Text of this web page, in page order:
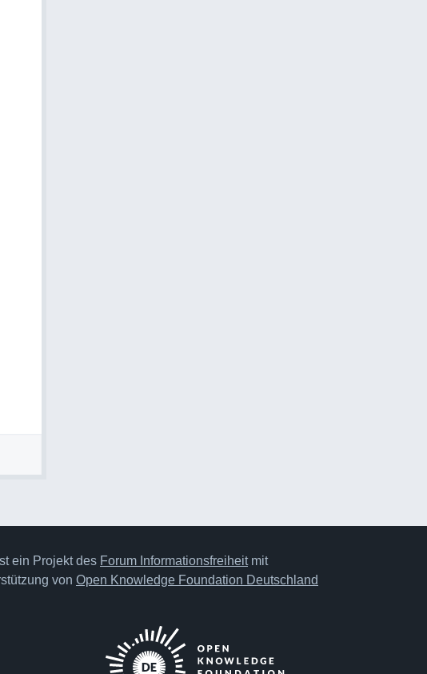
ein Projekt des Forum Informationsfreiheitmit
von Open Knowledge Foundation Deutschland